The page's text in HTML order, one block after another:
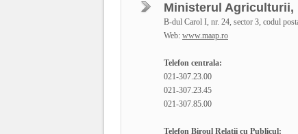
Ministerul Agriculturii,
B-dul Carol I, nr. 24, sector 3, codul
Web: www.maap.ro
Telefon centrala:
021-307.23.00
021-307.23.45
021-307.85.00
Telefon Biroul Relatii cu Publicul: